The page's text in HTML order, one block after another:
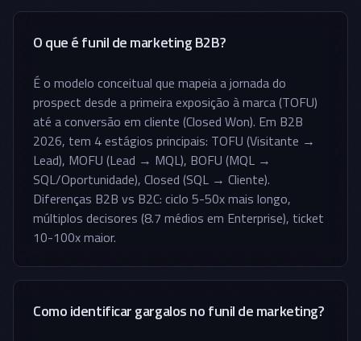
O que é funil de marketing B2B?
É o modelo conceitual que mapeia a jornada do
prospect desde a primeira exposição à marca (TOFU)
até a conversão em cliente (Closed Won). Em B2B
2026, tem 4 estágios principais: TOFU (Visitante →
Lead), MOFU (Lead → MQL), BOFU (MQL →
SQL/Oportunidade), Closed (SQL → Cliente).
Diferenças B2B vs B2C: ciclo 5-50x mais longo,
múltiplos decisores (8.7 médios em Enterprise), ticket
10-100x maior.
Como identificar gargalos no funil de marketing?